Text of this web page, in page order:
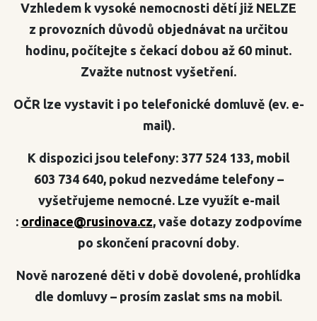
Vzhledem k vysoké nemocnosti dětí již NELZE
z provozních důvodů objednávat na určitou
hodinu, počítejte s čekací dobou až 60 minut.
Zvažte nutnost vyšetření.
OČR lze vystavit i po telefonické domluvě (ev. e-
mail).
K dispozici jsou telefony: 377 524 133, mobil
603 734 640, pokud nezvedáme telefony –
vyšetřujeme nemocné. Lze využít e-mail
: ordinace@rusinova.cz, vaše dotazy zodpovíme
po skončení pracovní doby.
Nově narozené děti v době dovolené, prohlídka
dle domluvy – prosím zaslat sms na mobil.